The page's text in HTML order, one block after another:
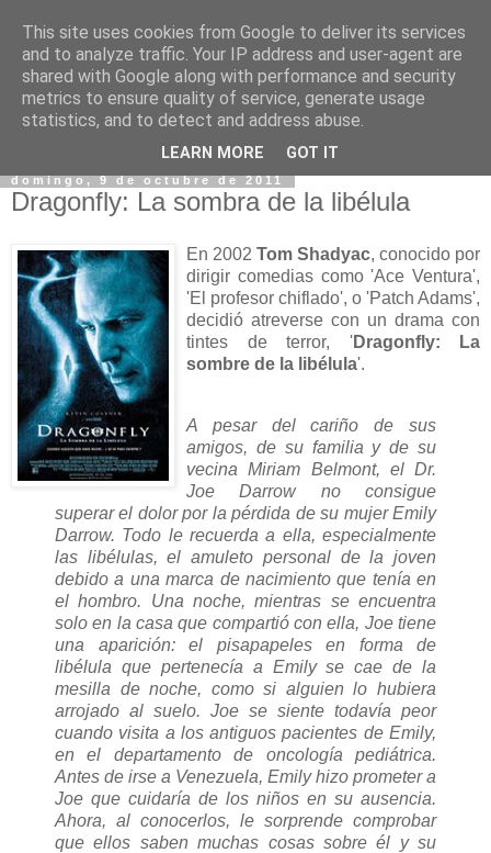
domingo, 9 de octubre de 2011
Dragonfly: La sombra de la libélula
En 2002 Tom Shadyac, conocido por
dirigir comedias como 'Ace Ventura',
'El profesor chiflado', o 'Patch Adams',
decidió atreverse con un drama con
tintes de terror, 'Dragonfly: La
sombre de la libélula'.
A pesar del cariño de sus
amigos, de su familia y de su
vecina Miriam Belmont, el Dr.
Joe Darrow no consigue
superar el dolor por la pérdida de su mujer Emily
Darrow. Todo le recuerda a ella, especialmente
las libélulas, el amuleto personal de la joven
debido a una marca de nacimiento que tenía en
el hombro. Una noche, mientras se encuentra
solo en la casa que compartió con ella, Joe tiene
una aparición: el pisapapeles en forma de
libélula que pertenecía a Emily se cae de la
mesilla de noche, como si alguien lo hubiera
arrojado al suelo. Joe se siente todavía peor
cuando visita a los antiguos pacientes de Emily,
en el departamento de oncología pediátrica.
Antes de irse a Venezuela, Emily hizo prometer a
Joe que cuidaría de los niños en su ausencia.
Ahora, al conocerlos, le sorprende comprobar
que ellos saben muchas cosas sobre él y su
This site uses cookies from Google to deliver its services
and to analyze traffic. Your IP address and user-agent are
shared with Google along with performance and security
metrics to ensure quality of service, generate usage
statistics, and to detect and address abuse.
LEARN MORE GOT IT